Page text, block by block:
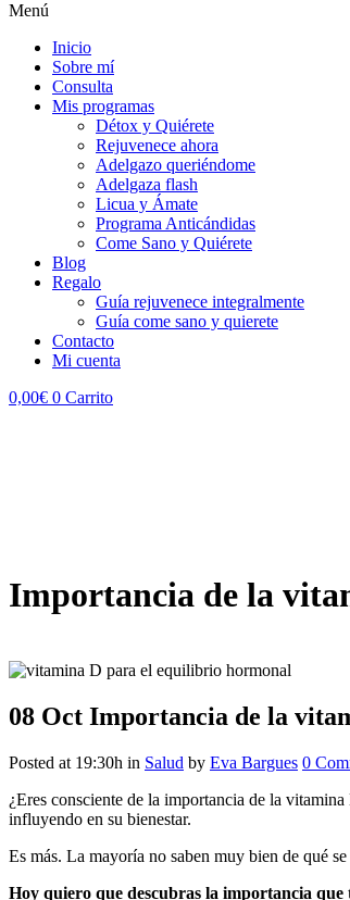
Menú
Inicio
Sobre mí
Consulta
Mis programas
Détox y Quiérete
Rejuvenece ahora
Adelgazo queriéndome
Adelgaza flash
Licua y Ámate
Programa Anticándidas
Come Sano y Quiérete
Blog
Regalo
Guía rejuvenece integralmente
Guía come sano y quierete
Contacto
Mi cuenta
0,00€ 0 Carrito
Importancia de la
08 Oct Importancia de la
Posted at 19:30h in Salud by Eva Bargues 0
¿Eres consciente de la importancia de la
influyendo en su bienestar.
Es más. La mayoría no saben muy bien de qué
Hoy quiero que descubras la importancia